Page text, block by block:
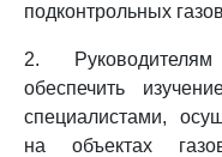
подконтрольных
2.
обеспечить
специалистами,
на объектах